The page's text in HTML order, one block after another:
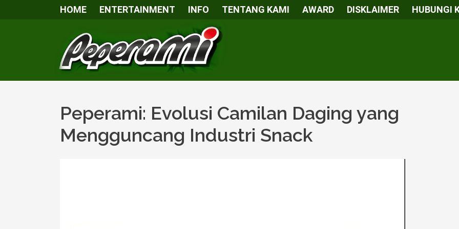
HOME ENTERTAINMENT INFO TENTANG KAMI AWARD DISKLAIMER HUBUNGI
Peperami: Evolusi Camilan Daging yang
Mengguncang Industri Snack